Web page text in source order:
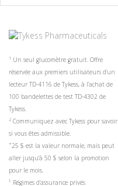
1 Un seul glucomètre gratuit. Offre
réservée aux premiers utilisateurs d’un
lecteur TD-4116 de Tykess, à l’achat de
100 bandelettes de test TD-4302 de
Tykess.
2 Communiquez avec Tykess pour savoir
si vous êtes admissible.
*25 $ est la valeur normale, mais peut
aller jusqu'à 50 $ selon la promotion
pour le mois.
† Régimes d’assurance privés